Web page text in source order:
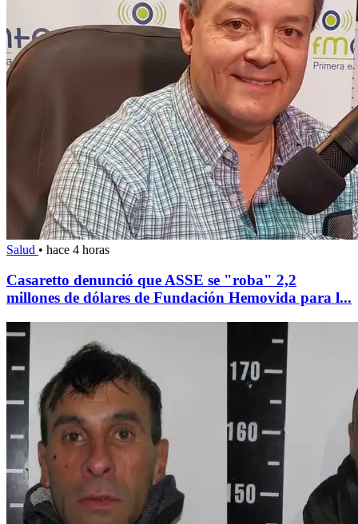
Salud • hace 4 horas
Casaretto denunció que ASSE se "roba" 2,2
millones de dólares de Fundación Hemovida para l...